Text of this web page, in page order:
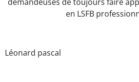
en LSFB
Léonard pascal